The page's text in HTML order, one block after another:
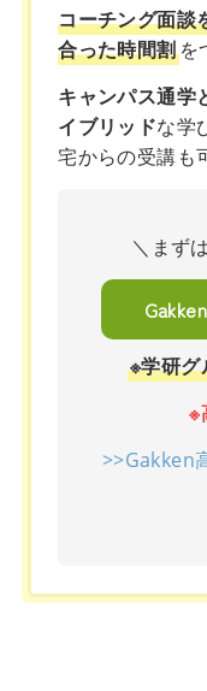
コーチング面談
合った時間割を
キャンパス通学
イブリッドな学
宅からの受講も
＼まずは
※学研グ
※
>>Gakken